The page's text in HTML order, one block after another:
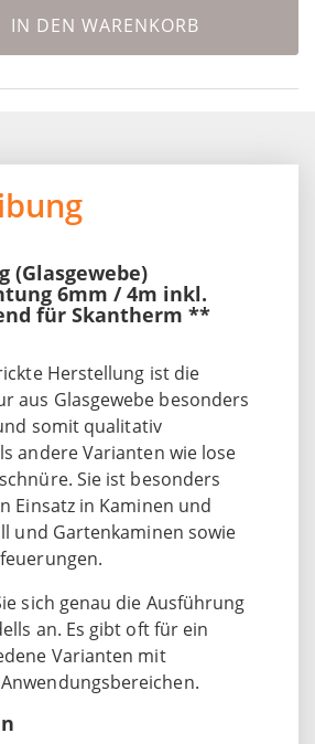
IN DEN WARENKORB
(Glasgewebe)
6mm / 4m inkl.
für Skantherm **
Herstellung ist die
aus Glasgewebe besonders
somit qualitativ
andere Varianten wie lose
Sie ist besonders
Einsatz in Kaminen und
und Gartenkaminen sowie
sich genau die Ausführung
an. Es gibt oft für ein
Varianten mit